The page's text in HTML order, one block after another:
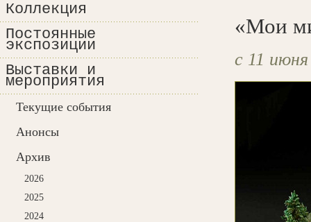
Коллекция
Постоянные
экспозиции
Выставки и
мероприятия
Текущие события
Анонсы
Архив
2026
2025
2024
«Мои
с 11